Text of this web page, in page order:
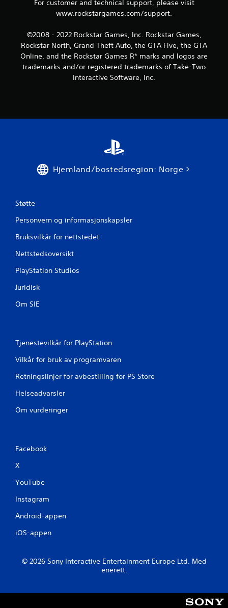
9
v
u
i
For customer and technical support, please visit
www.rockstargames.com/support.
©2008 - 2022 Rockstar Games, Inc. Rockstar Games,
Rockstar North, Grand Theft Auto, the GTA Five, the GTA
Online, and the Rockstar Games R* marks and logos are
trademarks and/or registered trademarks of Take-Two
Interactive Software, Inc.
Hjemland/bostedsregion: Norge
Støtte
Personvern og informasjonskapsler
Bruksvilkår for nettstedet
Nettstedsoversikt
PlayStation Studios
Juridisk
Om SIE
Tjenestevilkår for PlayStation
Vilkår for bruk av programvaren
Retningslinjer for avbestilling for PS Store
Helseadvarsler
Om vurderinger
Facebook
X
YouTube
Instagram
Android-appen
iOS-appen
© 2026 Sony Interactive Entertainment Europe Ltd. Med
enerett.